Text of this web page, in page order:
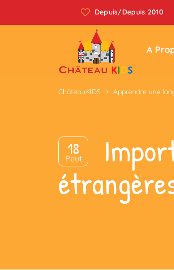
Depuis/Depuis 2010
A
ChâteauKIDS > Apprendre une
18
Peut